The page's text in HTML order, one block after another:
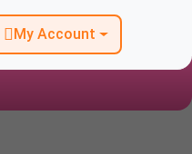
My Account